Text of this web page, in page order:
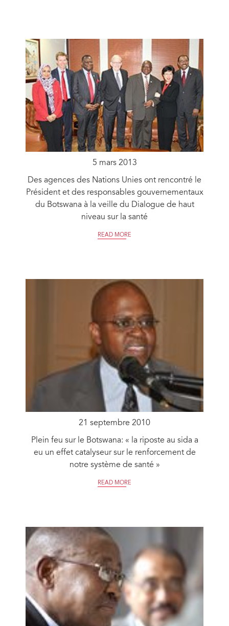
5 mars 2013
Des agences des Nations Unies ont rencontré le
Président et des responsables gouvernementaux
du Botswana à la veille du Dialogue de haut
niveau sur la santé
READ MORE
21 septembre 2010
Plein feu sur le Botswana: « la riposte au sida a
eu un effet catalyseur sur le renforcement de
notre système de santé »
READ MORE